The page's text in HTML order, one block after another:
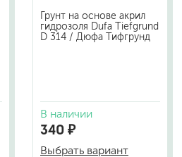
Грунт на основе акрил
гидрозоля Dufa Tiefgrund
D 314 / Дюфа Тифгрунд
В наличии
340 ₽
Выбрать вариант